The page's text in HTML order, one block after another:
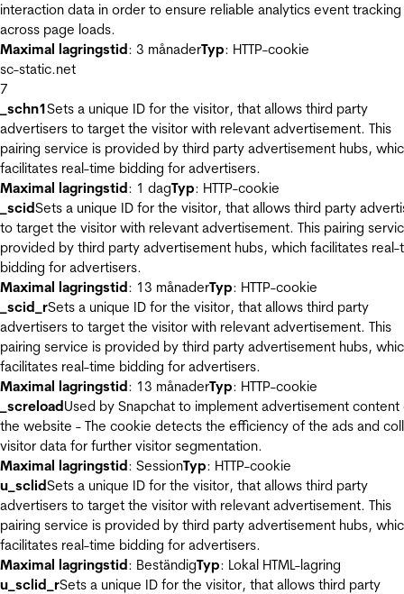
interaction data in order to ensure reliable analytics event tracking
across page loads.
Maximal lagringstid: 3 månaderTyp: HTTP-cookie
sc-static.net
7
_schn1Sets a unique ID for the visitor, that allows third party
advertisers to target the visitor with relevant advertisement. This
pairing service is provided by third party advertisement hubs,
facilitates real-time bidding for advertisers.
Maximal lagringstid: 1 dagTyp: HTTP-cookie
_scidSets a unique ID for the visitor, that allows third party
to target the visitor with relevant advertisement. This pairing
provided by third party advertisement hubs, which facilitates real-
bidding for advertisers.
Maximal lagringstid: 13 månaderTyp: HTTP-cookie
_scid_rSets a unique ID for the visitor, that allows third party
advertisers to target the visitor with relevant advertisement. This
pairing service is provided by third party advertisement hubs,
facilitates real-time bidding for advertisers.
Maximal lagringstid: 13 månaderTyp: HTTP-cookie
_screloadUsed by Snapchat to implement advertisement content
the website - The cookie detects the efficiency of the ads and
visitor data for further visitor segmentation.
Maximal lagringstid: SessionTyp: HTTP-cookie
u_sclidSets a unique ID for the visitor, that allows third party
advertisers to target the visitor with relevant advertisement. This
pairing service is provided by third party advertisement hubs,
facilitates real-time bidding for advertisers.
Maximal lagringstid: BeständigTyp: Lokal HTML-lagring
u_sclid_rSets a unique ID for the visitor, that allows third party